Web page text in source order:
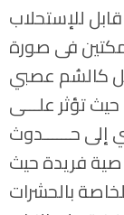
للإستحلاب
فى صورة
كالسُم عصبي
تؤثر علـــى
حــــــدوث
فريدة حيث
بالحشرات